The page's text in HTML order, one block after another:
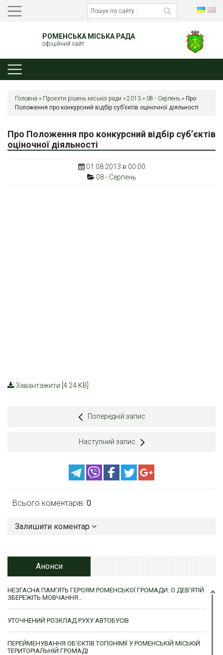
РОМЕНСЬКА МІСЬКА РАДА
офіційний сайт
Головна » Проєкти рішень міської ради » 2013 » 08 - Серпень » Про
Положення про конкурсний відбір суб’єктів оціночної діяльності
Про Положення про конкурсний відбір суб’єктів
оціночної діяльності
01.08.2013 в 00:00
08 - Серпень
Завантажити [4.24 KB]
Попередній запис
Наступний запис
Всього коментарів: 0
Залишити коментар
Анонси
НЕЗГАСНА ПАМ’ЯТЬ ГЕРОЯМ РОМЕНСЬКОЇ ГРОМАДИ: О ДЕВ’ЯТІЙ
ЗБЕРЕЖІТЬ МОВЧАННЯ…
УТОЧНЕНИЙ РОЗКЛАД РУХУ АВТОБУСІВ
ПЕРЕЙМЕНУВАННЯ ОБ’ЄКТІВ ТОПОНІМІЇ У РОМЕНСЬКІЙ МІСЬКІЙ
ТЕРИТОРІАЛЬНІЙ ГРОМАДІ